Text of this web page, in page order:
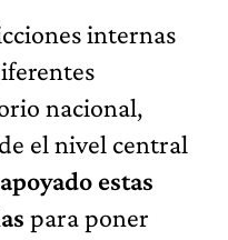
internas
nacional,
el nivel central
estas
para poner